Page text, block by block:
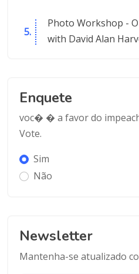
Photo Workshop -
with David Alan
Enquete
voc� � a favor do
Vote.
Sim
Não
Newsletter
Mantenha-se atualizado